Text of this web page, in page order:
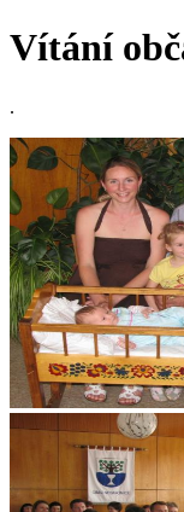
Vítání
.